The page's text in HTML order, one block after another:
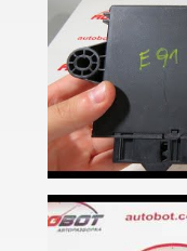
5 Series E60
5 Series E61
M5 E60/E61
5 Series F07 GT
5 Series F10
M5 F10